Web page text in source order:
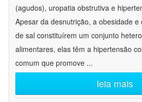
(agudos), uropatia obstrutiva e
Apesar da desnutrição, a obesidade e
de sal constituírem um conjunto
alimentares, elas têm a hipertensão
comum que promove ...
leia mais